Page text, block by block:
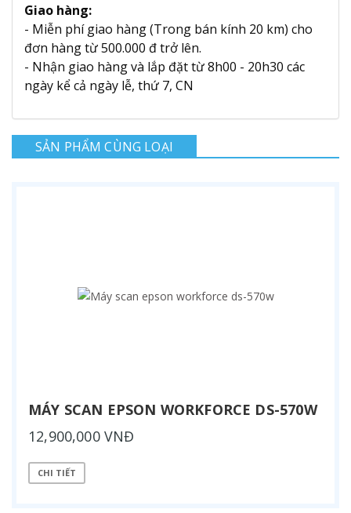
Giao hàng:
- Miễn phí giao hàng (Trong bán kính 20 km) cho
đơn hàng từ 500.000 đ trở lên.
- Nhận giao hàng và lắp đặt từ 8h00 - 20h30 các
ngày kể cả ngày lễ, thứ 7, CN
SẢN PHẨM CÙNG LOẠI
MÁY SCAN EPSON WORKFORCE DS-570W
12,900,000 VNĐ
CHI TIẾT